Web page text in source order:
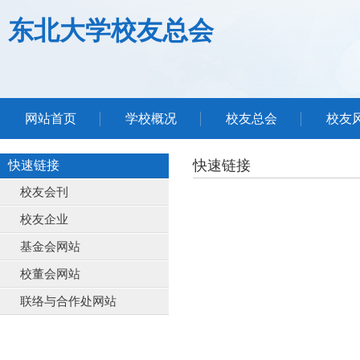
东北大学校友总会
网站首页 学校概况 校友总会 校友
快速链接
校友会刊
校友企业
基金会网站
校董会网站
联络与合作处网站
快速链接